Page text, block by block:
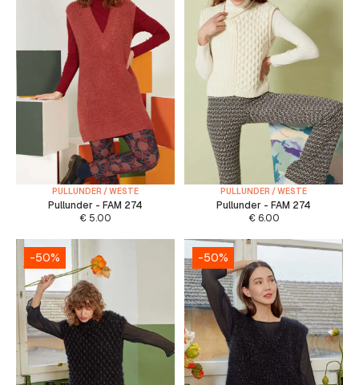
PULLUNDER / WESTE
Pullunder - FAM 274
€ 5.00
PULLUNDER / WESTE
Pullunder - FAM 274
€6.00
-50% -50%